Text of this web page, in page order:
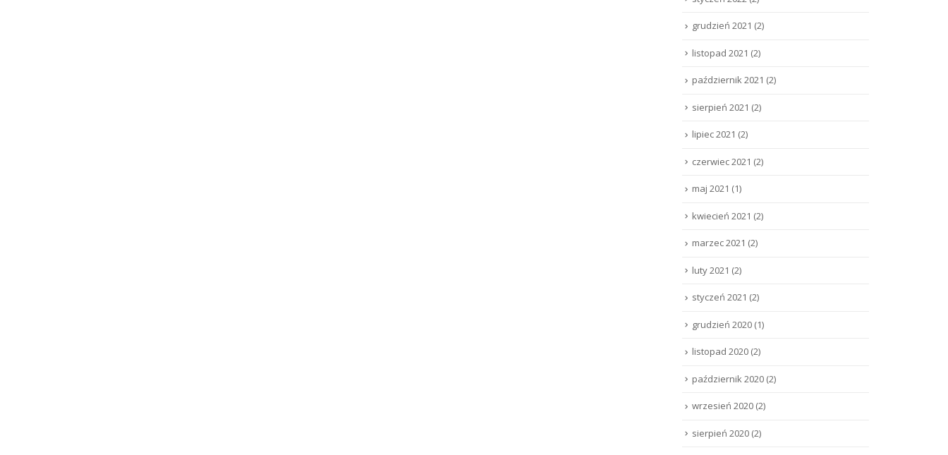
grudzień 2021 (2)
listopad 2021 (2)
październik 2021 (2)
sierpień 2021 (2)
lipiec 2021 (2)
czerwiec 2021 (2)
maj 2021 (1)
kwiecień 2021 (2)
marzec 2021 (2)
luty 2021 (2)
styczeń 2021 (2)
grudzień 2020 (1)
listopad 2020 (2)
październik 2020 (2)
wrzesień 2020 (2)
sierpień 2020 (2)